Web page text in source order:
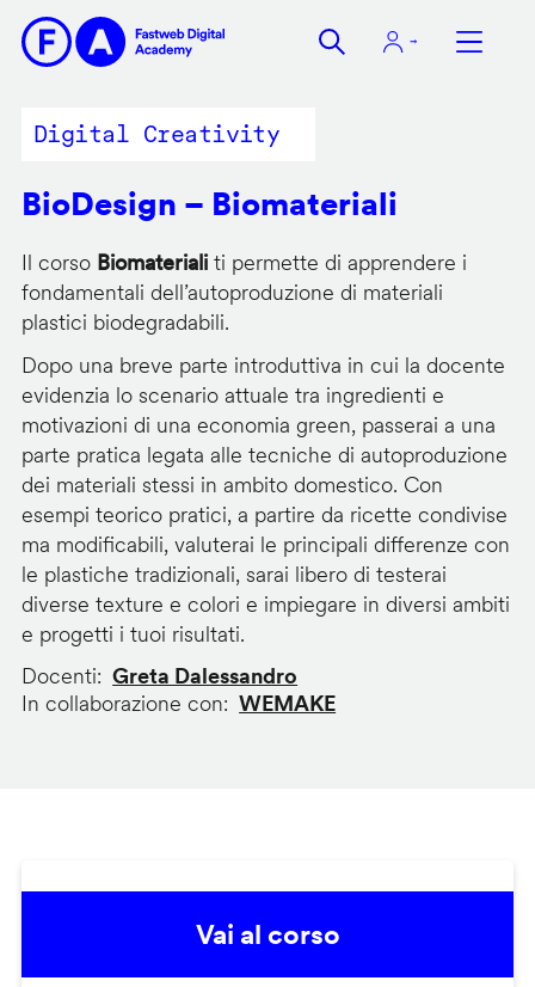
contenuto
Digital Creativity
BioDesign – Biomateriali
Il corso Biomaterialiti permette di apprendere i
fondamentali dell’autoproduzione di materiali
plastici biodegradabili.
Dopo una breve parte introduttiva in cui la docente
evidenzia lo scenario attuale tra ingredienti e
motivazioni di una economia green, passerai a una
parte pratica legata alle tecniche di autoproduzione
dei materiali stessi in ambito domestico. Con
esempi teorico pratici, a partire da ricette condivise
ma modificabili, valuterai le principali differenze con
le plastiche tradizionali, sarai libero di testerai
diverse texture e colori e impiegare in diversi ambiti
e progetti i tuoi risultati.
Docenti
Greta Dalessandro
In collaborazione con
WEMAKE
Vai al corso